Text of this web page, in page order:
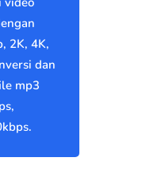
2K, 4K,
dan
mp3